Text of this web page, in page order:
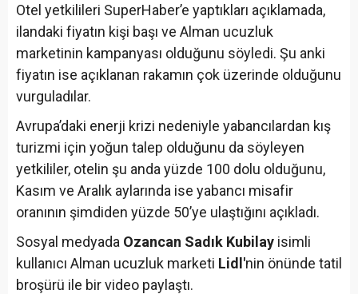
Otel yetkilileri SuperHaber’e yaptıkları açıklamada,
ilandaki fiyatın kişi başı ve Alman ucuzluk
marketinin kampanyası olduğunu söyledi. Şu anki
fiyatın ise açıklanan rakamın çok üzerinde olduğunu
vurguladılar.
Avrupa’daki enerji krizi nedeniyle yabancılardan kış
turizmi için yoğun talep olduğunu da söyleyen
yetkililer, otelin şu anda yüzde 100 dolu olduğunu,
Kasım ve Aralık aylarında ise yabancı misafir
oranının şimdiden yüzde 50’ye ulaştığını açıkladı.
Sosyal medyada Ozancan Sadık Kubilay isimli
kullanıcı Alman ucuzluk marketi Lidl'nin önünde tatil
broşürü ile bir video paylaştı.